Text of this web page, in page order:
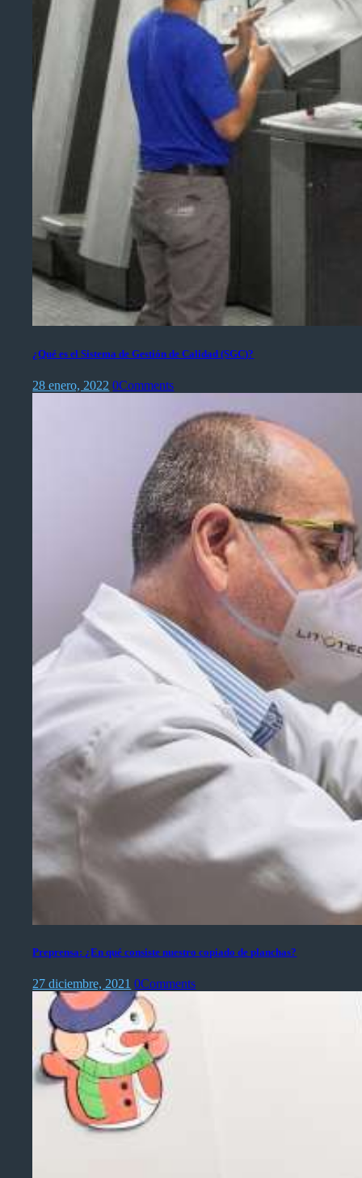
¿Qué es el Sistema de Gestión de Calidad (SGC)?
28 enero, 2022 0Comments
Preprensa: ¿En qué consiste nuestro copiado de planchas?
27 diciembre, 2021 0Comments